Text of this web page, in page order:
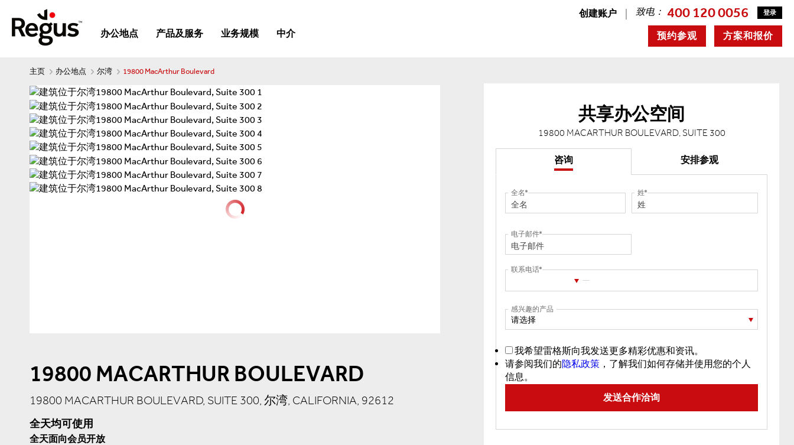
创建账户 致电： 400 120 0056 登录
方案和报价
预约参观
办公地点 产品及服务 业务规模 中介
主页 办公地点 尔湾 19800 MacArthur Boulevard
19800 MACARTHUR BOULEVARD
19800 MACARTHUR BOULEVARD, SUITE 300, 尔湾, CALIFORNIA, 92612
全天均可使用
全天面向会员开放
共享办公空间
19800 MACARTHUR BOULEVARD, SUITE 300
咨询 安排参观
全名 姓
电子邮件
联系电话
感兴趣的产品
请选择
我希望雷格斯向我发送更多精彩优惠和资讯。
请参阅我们的隐私政策 ，了解我们如何存储并使用您的个人
信息。